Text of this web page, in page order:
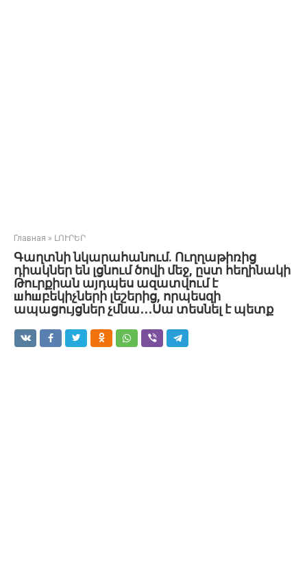
Главная » ԼՈՒՐԵՐ
Գաղտնի նկարահանում. Ուղղաթիռից
դիակներ են լցնում ծովի մեջ, ըստ հեղինակի
Թուրքիան այդպես ազատվում է
шհшբեկիչների լեշերից, որպեսզի
ապացույցներ չմնա․․․Սա տեսնել է պետք